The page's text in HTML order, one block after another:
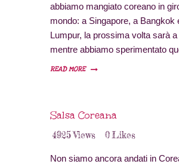
abbiamo mangiato coreano in
mondo: a Singapore, a Bangkok
Lumpur, la prossima volta sarà
mentre abbiamo sperimentato
ricetta che vi consiglio. Ricetta
petto di…
READ MORE
Salsa Coreana
4925Views 0Likes
Non siamo ancora andati in